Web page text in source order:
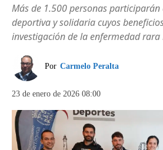
Más de 1.500 personas
deportiva y solidaria cuyos
investigación de la enfermedad rara
Por Carmelo Peralta
23 de enero de 2026 08:00